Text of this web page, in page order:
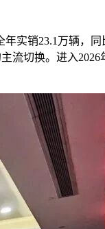
实销23.1万辆，
流切换。进入